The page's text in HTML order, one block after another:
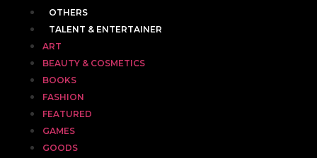
OTHERS
TALENT & ENTERTAINER
ART
BEAUTY & COSMETICS
BOOKS
FASHION
FEATURED
GAMES
GOODS